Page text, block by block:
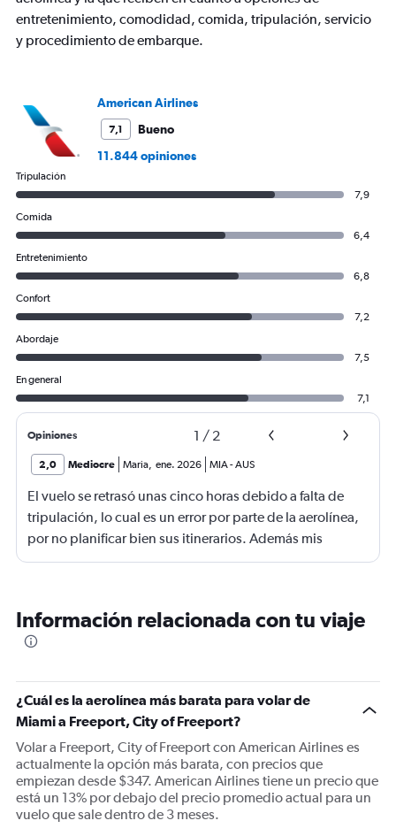
Number
of
flights.
7.5.
entretenimiento, comodidad, comida, tripulación, servicio
y procedimiento de embarque.
American Airlines
7,1
Bueno
11.844 opiniones
Tripulación
7,9
Comida
6,4
Entretenimiento
6,8
Confort
7,2
Abordaje
7,5
En general
7,1
Opiniones 1 / 2
2,0 Mediocre Maria, ene. 2026 MIA-AUS
El vuelo se retrasó unas cinco horas debido a falta de
tripulación, lo cual es un error por parte de la aerolínea,
por no planificar bien sus itinerarios. Además mis
maletas llegaron destruidas. Pareciera que les hubieran
aerolínea Es pésima
Información relacionada con tu viaje
¿Cuál es la aerolínea más barata para volar de
Miami a Freeport, City of Freeport?
Volar a Freeport, City of Freeport con American Airlines es
actualmente la opción más barata, con precios que
empiezan desde $347. American Airlines tiene un precio que
está un 13% por debajo del precio promedio actual para un
vuelo que sale dentro de 3 meses.